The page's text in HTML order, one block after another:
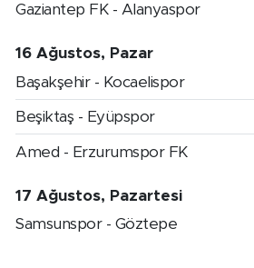
Gaziantep FK - Alanyaspor
16 Ağustos, Pazar
Başakşehir - Kocaelispor
Beşiktaş - Eyüpspor
Amed - Erzurumspor FK
17 Ağustos, Pazartesi
Samsunspor - Göztepe